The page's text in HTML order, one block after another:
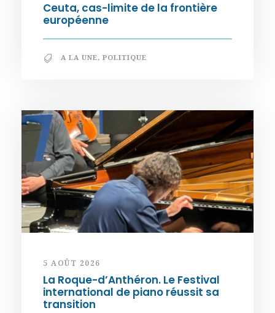
Ceuta, cas-limite de la frontière
européenne
A LA UNE, POLITIQUE
5 AOÛT 2026
La Roque-d’Anthéron. Le Festival
international de piano réussit sa
transition